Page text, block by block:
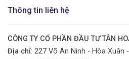
Thông tin liên hệ
CÔNG TY CỔ PHẦN ĐẦU TƯ TÂN
Địa chỉ: 227 Võ An Ninh - Hòa Xuân